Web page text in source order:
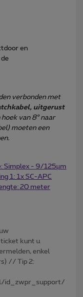
en
verbonden met
uitgerust
van 8° naar
moeten een
Simplex - 9/125µm
1: 1x SC-APC
20 meter
kunt u
enkel
// Tip 2:
id_zwpr_support/